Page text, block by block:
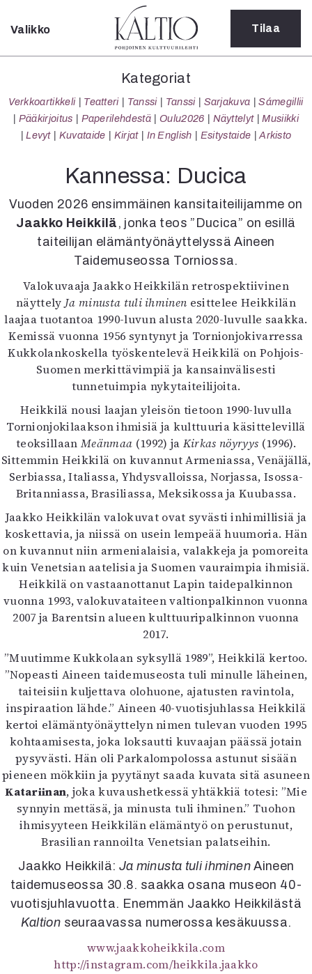
Sulje
Kategoriat
Verkkoartikkeli
Teatteri
Tanssi
Sarjakuva
Sámegillii
Pääkirjoitus
Paperilehdestä
Oulu2026
Näyttelyt
Musiikki
Levyt
Kuvataide
Kirjat
In English
Esitystaide
Arkisto
Lehdet
4/2026
2–3/2026
1/2026
6/2025
5/2025 saame
5/2025
Lehtiarkisto
Info
Tilaus ja irtonumerot
Yhteistyössä
Toimitus
Mediatiedot
Kaltio ry
Valikko Tilaa
Kategoriat
Verkkoartikkeli Teatteri Tanssi Tanssi Sarjakuva
Sámegillii
Pääkirjoitus
Paperilehdestä Oulu2026 Näyttelyt
Musiikki
Levyt
Kuvataide Kirjat In English Esitystaide Arkisto
Kannessa: Ducica
Vuoden 2026 ensimmäinen kansitaiteilijamme on
Jaakko Heikkilä , jonka teos ”Ducica” on esillä
taiteilijan elämäntyönäyttelyssä Aineen
Taidemuseossa Torniossa.
Valokuvaaja Jaakko Heikkilän retrospektiivinen
näyttely Ja minusta tuli ihminen esittelee Heikkilän
laajaa tuotantoa 1990-luvun alusta 2020-luvulle saakka.
Kemissä vuonna 1956 syntynyt ja Tornionjokivarressa
Kukkolankoskella työskentelevä Heikkilä on Pohjois-
Suomen merkittävimpiä ja kansainvälisesti
tunnetuimpia nykytaiteilijoita.
Heikkilä nousi laajan yleisön tietoon 1990-luvulla
Tornionjokilaakson ihmisiä ja kulttuuria käsittelevillä
teoksillaan Meänmaa (1992) ja Kirkas nöyryys (1996).
Sittemmin Heikkilä on kuvannut Armeniassa, Venäjällä,
Serbiassa, Italiassa, Yhdysvalloissa, Norjassa, Isossa-
Britanniassa, Brasiliassa, Meksikossa ja Kuubassa.
Jaakko Heikkilän valokuvat ovat syvästi inhimillisiä ja
koskettavia, ja niissä on usein lempeää huumoria. Hän
on kuvannut niin armenialaisia, valakkeja ja pomoreita
kuin Venetsian aatelisia ja Suomen vauraimpia ihmisiä.
Heikkilä on vastaanottanut Lapin taidepalkinnon
vuonna 1993, valokuvataiteen valtionpalkinnon vuonna
2007 ja Barentsin alueen kulttuuripalkinnon vuonna
2017.
”Muutimme Kukkolaan syksyllä 1989”, Heikkilä kertoo.
”Nopeasti Aineen taidemuseosta tuli minulle läheinen,
taiteisiin kuljettava olohuone, ajatusten ravintola,
inspiraation lähde.” Aineen 40-vuotisjuhlassa Heikkilä
kertoi elämäntyönäyttelyn nimen tulevan vuoden 1995
kohtaamisesta, joka loksautti kuvaajan päässä jotain
pysyvästi. Hän oli Parkalompolossa astunut sisään
pieneen mökkiin ja pyytänyt saada kuvata sitä asuneen
Katariinan, joka kuvaushetkessä yhtäkkiä totesi: ”Mie
synnyin mettäsä, ja minusta tuli ihminen.” Tuohon
ihmisyyteen Heikkilän elämäntyö on perustunut,
Brasilian rannoilta Venetsian palatseihin.
Jaakko Heikkilä: Ja minusta tuli ihminenAineen
taidemuseossa 30.8. saakka osana museon 40-
vuotisjuhlavuotta. Enemmän Jaakko Heikkilästä
Kaltion seuraavassa numerossa kesäkuussa.
www.jaakkoheikkila.com
http://instagram.com/heikkila.jaakko